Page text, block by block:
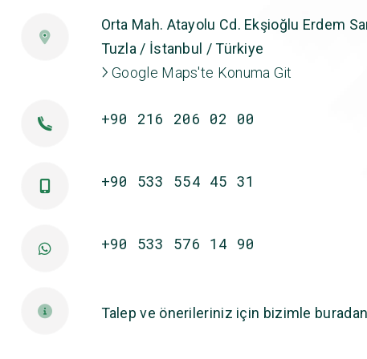
Orta Mah. Atayolu Cd. Ekşioğlu Erdem
Tuzla / İstanbul / Türkiye
Google Maps'te Konuma Git
+90 216 206 02 00
+90 533 554 45 31
+90 533 576 14 90
Talep ve önerileriniz için bizimle